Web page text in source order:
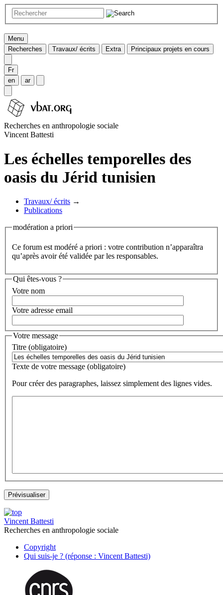
Menu
Recherches
Travaux/ écrits Extra Principaux projets en cours
Fr
en
ar
Recherches en anthropologie sociale
Vincent Battesti
Les échelles temporelles des
oasis du Jérid tunisien
Travaux/ écrits →
Publications
modération a priori
Ce forum est modéré a priori : votre contribution n’apparaîtra
qu’après avoir été validée par les responsables.
Qui êtes-vous ?
Votre nom
Votre adresse email
Votre message
Titre (obligatoire)
Texte de votre message (obligatoire)
Pour créer des paragraphes, laissez simplement des lignes vides.
Vincent Battesti
Recherches en anthropologie sociale
Copyright
Qui suis-je ? (réponse : Vincent Battesti)